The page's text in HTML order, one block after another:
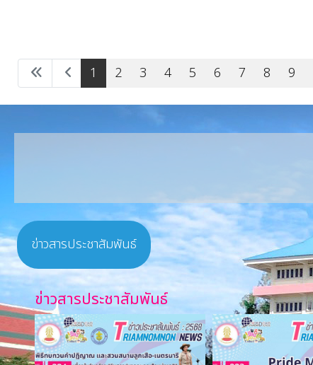
1
2 3 4 5 6 7 8 9
ข่าวสารประชาสัมพันธ์
ข่าวสารประชาสัมพันธ์